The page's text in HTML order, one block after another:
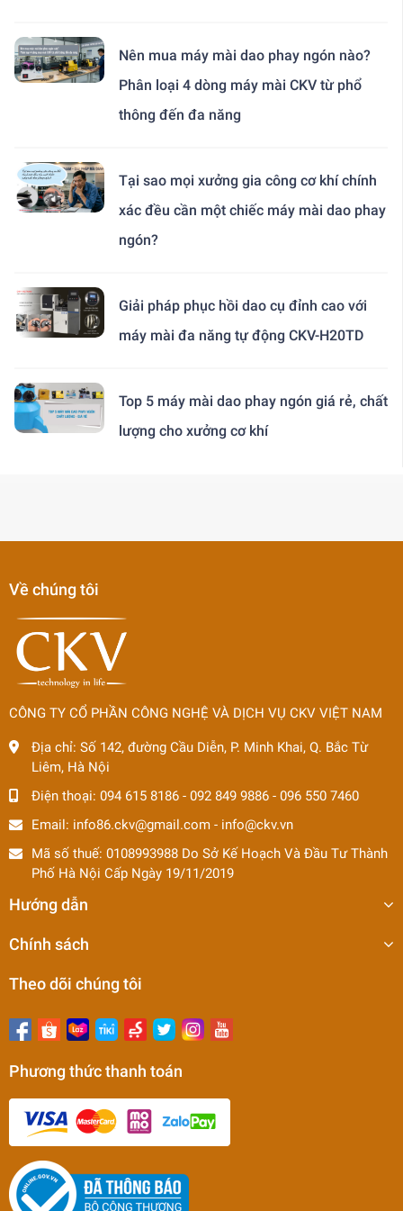
Nên mua máy mài dao phay ngón nào?
Phân loại 4 dòng máy mài CKV từ phổ
thông đến đa năng
Tại sao mọi xưởng gia công cơ khí chính
xác đều cần một chiếc máy mài dao phay
ngón?
Giải pháp phục hồi dao cụ đỉnh cao với
máy mài đa năng tự động CKV-H20TD
Top 5 máy mài dao phay ngón giá rẻ, chất
lượng cho xưởng cơ khí
Về chúng tôi
CÔNG TY CỔ PHẦN CÔNG NGHỆ VÀ DỊCH VỤ CKV VIỆT NAM
Địa chỉ: Số 142, đường Cầu Diễn, P. Minh Khai, Q. Bắc Từ
Liêm, Hà Nội
Điện thoại: 094 615 8186 - 092 849 9886 - 096 550 7460
Email: info86.ckv@gmail.com - info@ckv.vn
Mã số thuế: 0108993988 Do Sở Kế Hoạch Và Đầu Tư Thành
Phố Hà Nội Cấp Ngày 19/11/2019
Hướng dẫn
Chính sách
Theo dõi chúng tôi
Phương thức thanh toán